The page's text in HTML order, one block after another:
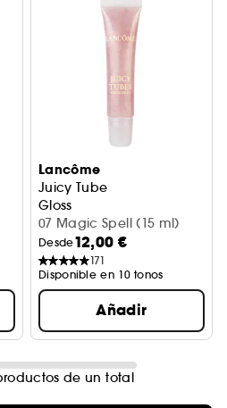
Lancôme
Juicy Tube
Gloss
07 Magic Spell (15 ml)
Desde12,00 €
171
Disponible en 10 tonos
Añadir
de un total